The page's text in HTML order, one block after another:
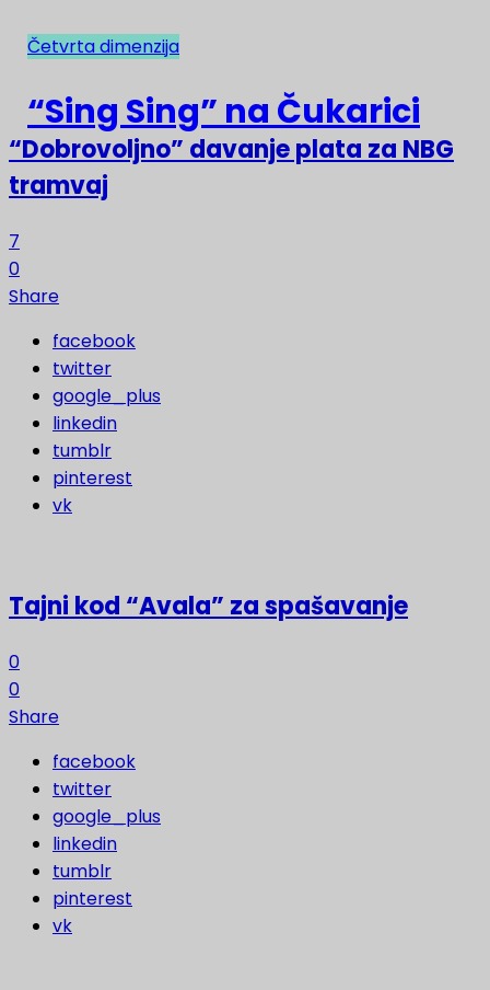
NAJNOVIJE
“Dobrovoljno” davanje plata za NBG
tramvaj
7
0
Share
facebook
twitter
google_plus
linkedin
tumblr
pinterest
vk
Tajni kod “Avala” za spašavanje
0
0
Share
facebook
twitter
google_plus
linkedin
tumblr
pinterest
vk
Četvrta dimenzija
“Sing Sing” na Čukarici